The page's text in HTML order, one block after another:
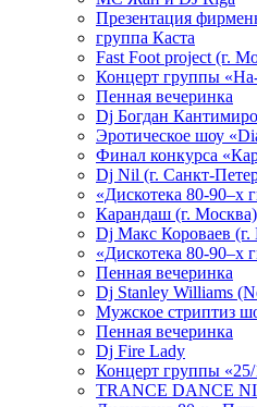
Презентация
группа Каста
Fast Foot project (г.
Концерт группы
Пенная вечеринка
Dj Богдан
Эротическое шоу
Финал конкурса
Dj Nil (г. Санкт-
«Дискотека 80-90–х
Карандаш (г. Москва)
Dj Макс Короваев (г.
«Дискотека 80-90–х
Пенная вечеринка
Dj Stanley Williams
Мужское стриптиз
Пенная вечеринка
Dj Fire Lady
Концерт группы «25/
TRANCE DANCE